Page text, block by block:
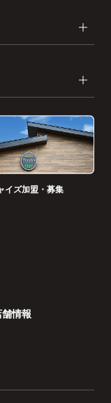
イズ加盟・募集
舗情報